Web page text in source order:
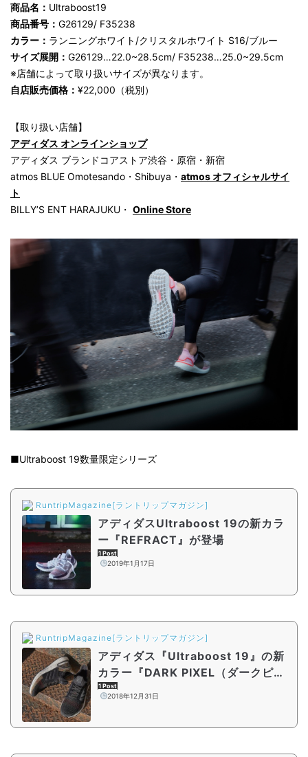
商品名： Ultraboost19
商品番号： G26129/ F35238
カラー： ランニングホワイト/クリスタルホワイト S16/ブルー
サイズ展開： G26129…22.0~28.5cm/ F35238…25.0~29.5cm
※店舗によって取り扱いサイズが異なります。
自店販売価格： ¥22,000（税別）
【取り扱い店舗】
アディダス オンラインショップ
アディダス ブランドコアストア渋谷・原宿・新宿
atmos BLUE Omotesando・Shibuya・ atmos オフィシャルサイ
ト
BILLY’S ENT HARAJUKU・ Online Store
■Ultraboost 19数量限定シリーズ
RuntripMagazine[ラントリップマガジン]
アディダスUltraboost 19の新カラ
ー『REFRACT』が登場
1 Post
2019年1月17日
RuntripMagazine[ラントリップマガジン]
アディダス『Ultraboost 19』の新
カラー『DARK PIXEL（ダークピク
セル）』が登場
1 Post
2018年12月31日